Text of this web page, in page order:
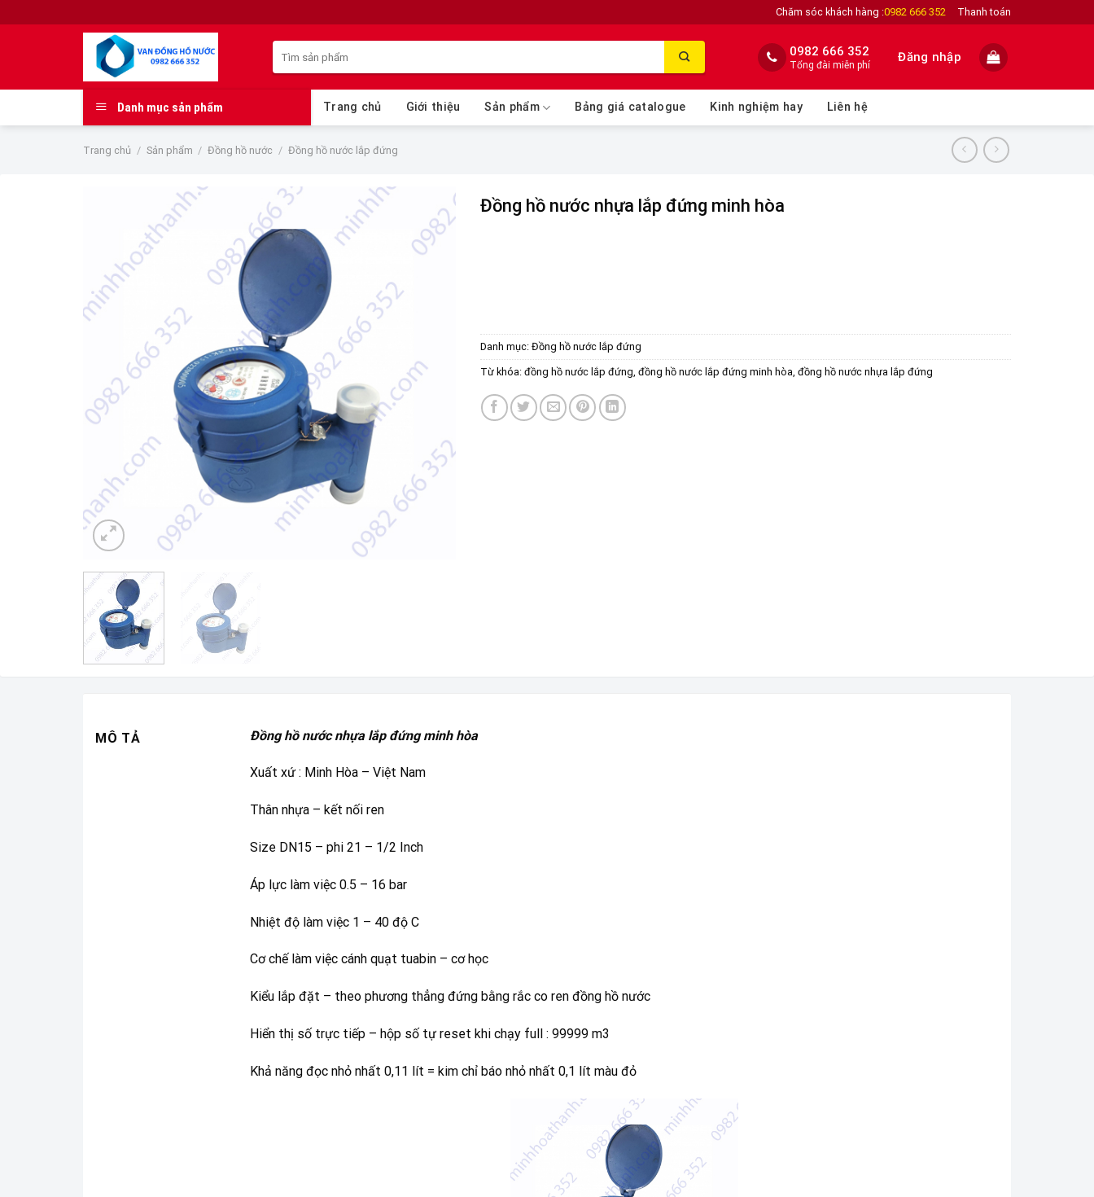
to
Chăm sóc khách hàng :0982 666 352 Thanh toán
kiếm:
0982 666 352
Tổng đài miễn phí
Đăng nhập
Danh mục sản phẩm Trang chủ Giới thiệu Sản phẩm Bảng giá catalogue Kinh nghiệm hay Liên hệ
Trang chủ / Sản phẩm / Đồng hồ nước / Đồng hồ nước lắp đứng
Đồng hồ nước nhựa lắp đứng minh hòa
Danh mục: Đồng hồ nước lắp đứng
Từ khóa: đồng hồ nước lắp đứng đồng hồ nước lắp đứng minh hòa đồng hồ nước nhựa lắp đứng
MÔ TẢ Đồng hồ nước nhựa lắp đứng minh hòa
Xuất xứ : Minh Hòa – Việt Nam
Thân nhựa – kết nối ren
Size DN15 – phi 21 – 1/2 Inch
Áp lực làm việc 0.5 – 16 bar
Nhiệt độ làm việc 1 – 40 độ C
Cơ chế làm việc cánh quạt tuabin – cơ học
Kiểu lắp đặt – theo phương thẳng đứng bằng rắc co ren đồng hồ nước
Hiển thị số trực tiếp – hộp số tự reset khi chạy full : 99999 m3
Khả năng đọc nhỏ nhất 0,11 lít = kim chỉ báo nhỏ nhất 0,1 lít màu đỏ